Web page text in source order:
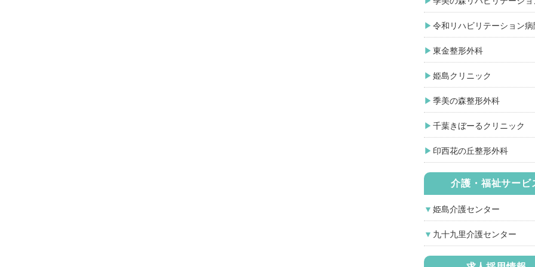
令和リハビリテーション病
東金整形外科
姫島クリニック
季美の森整形外科
千葉きぼーるクリニック
印西花の丘整形外科
介護・福祉サービ
姫島介護センター
九十九里介護センター